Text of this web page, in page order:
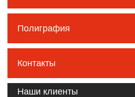
Полиграфия
Контакты
Наши клиенты